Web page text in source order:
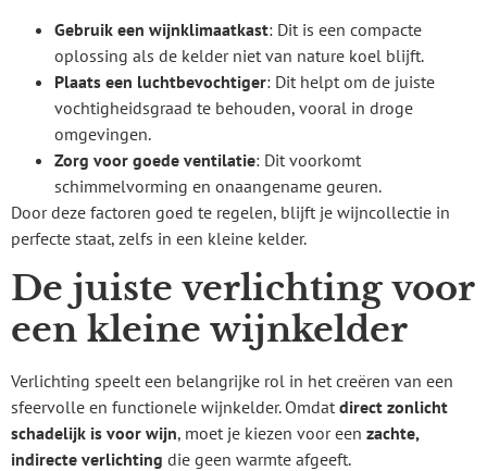
Gebruik een wijnklimaatkast: Dit is een compacte
oplossing als de kelder niet van nature koel blijft.
Plaats een luchtbevochtiger: Dit helpt om de juiste
vochtigheidsgraad te behouden, vooral in droge
omgevingen.
Zorg voor goede ventilatie: Dit voorkomt
schimmelvorming en onaangename geuren.
Door deze factoren goed te regelen, blijft je wijncollectie in
perfecte staat, zelfs in een kleine kelder.
De juiste verlichting voor
een kleine wijnkelder
Verlichting speelt een belangrijke rol in het creëren van een
sfeervolle en functionele wijnkelder. Omdat direct zonlicht
schadelijk is voor wijn, moet je kiezen voor een zachte,
indirecte verlichting die geen warmte afgeeft.